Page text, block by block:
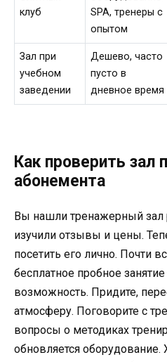
клуб
SPA, тренеры с
опытом
Зал при
учебном
заведении
Дешево, часто
пусто в
дневное время
Как проверить зал
абонемента
Вы нашли тренажерный зал
изучили отзывы и цены.
посетить его лично. Почти
бесплатное пробное занятие
возможность. Придите,
атмосферу. Поговорите с
вопросы о методиках
обновляется